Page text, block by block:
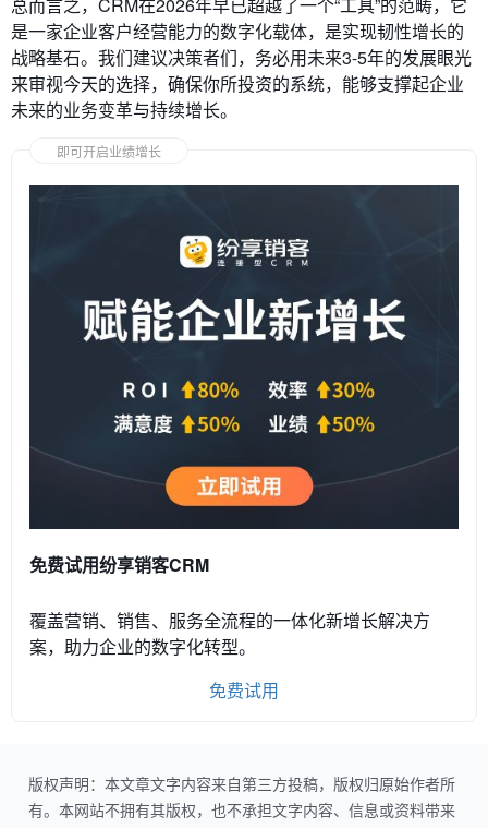
是一家企业客户经营能力的数字化载体，是实现韧性增长的
战略基石。我们建议决策者们，务必用未来3-5年的发展眼光
来审视今天的选择，确保你所投资的系统，能够支撑起企业
未来的业务变革与持续增长。
即可开启业绩增长
免费试用纷享销客CRM
覆盖营销、销售、服务全流程的一体化新增长解决方
案，助力企业的数字化转型。
免费试用
版权声明：本文章文字内容来自第三方投稿，版权归原始作者所
有。本网站不拥有其版权，也不承担文字内容、信息或资料带来